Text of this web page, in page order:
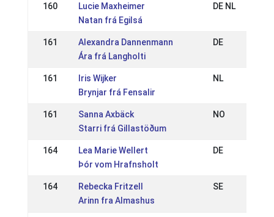
160
Lucie Maxheimer
Natan frá Egilsá
DE NL
161
Alexandra Dannenmann
Ára frá Langholti
DE
161
Iris Wijker
Brynjar frá Fensalir
NL
161
Sanna Axbäck
Starri frá Gillastöðum
NO
164
Lea Marie Wellert
Þór vom Hrafnsholt
DE
164
Rebecka Fritzell
Arinn fra Almashus
SE